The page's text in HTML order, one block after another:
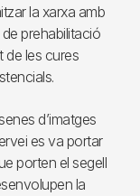
la xarxa amb
prehabilitació
de les cures
d’imatges
es va portar
porten el segell
la